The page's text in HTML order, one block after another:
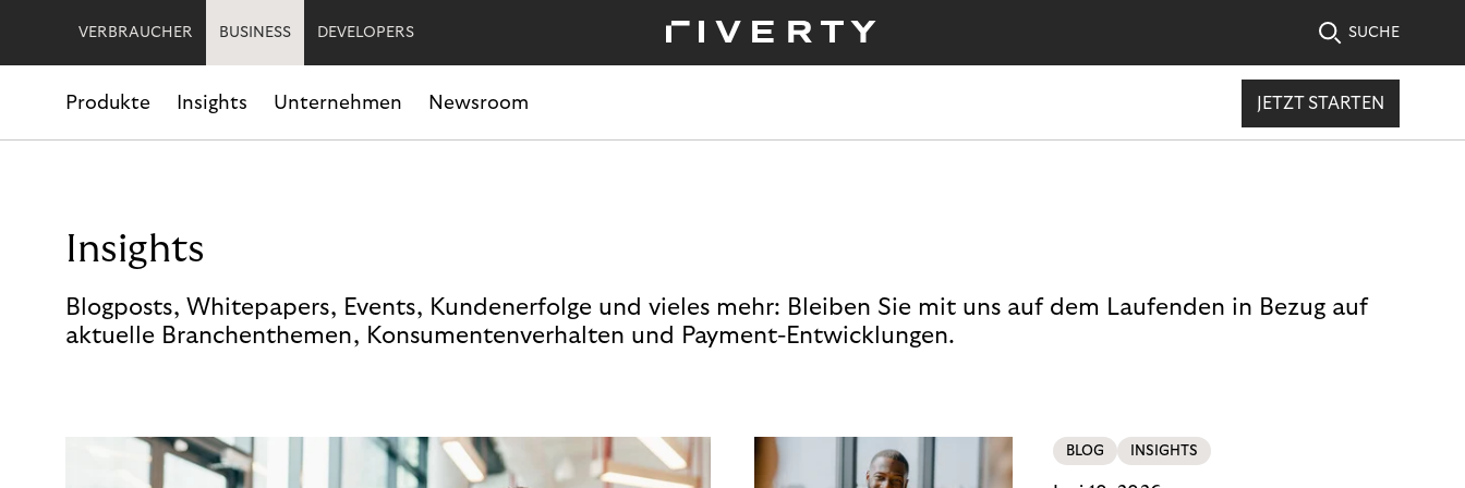
VERBRAUCHER BUSINESS DEVELOPERS SUCHE
Produkte Insights Unternehmen Newsroom JETZT STARTEN
Insights
Blogposts, Whitepapers, Events, Kundenerfolge und vieles mehr: Bleiben Sie mit uns auf dem Laufenden in Bezug auf
aktuelle Branchenthemen, Konsumentenverhalten und Payment-Entwicklungen.
BLOG INSIGHTS